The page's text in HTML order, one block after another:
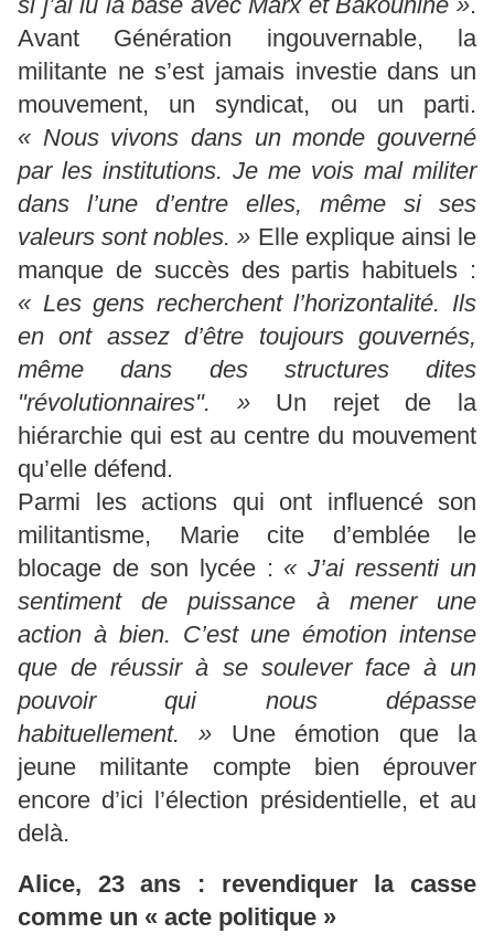
Avant Génération ingouvernable, la
militante ne s’est jamais investie dans un
mouvement, un syndicat, ou un parti.
« Nous vivons dans un monde gouverné
par les institutions. Je me vois mal militer
dans l’une d’entre elles, même si ses
valeurs sont nobles. » Elle explique ainsi le
manque de succès des partis habituels :
« Les gens recherchent l’horizontalité. Ils
en ont assez d’être toujours gouvernés,
même dans des structures dites
"révolutionnaires". »Un rejet de la
hiérarchie qui est au centre du mouvement
qu’elle défend.
Parmi les actions qui ont influencé son
militantisme, Marie cite d’emblée le
blocage de son lycée : « J’ai ressenti un
sentiment de puissance à mener une
action à bien. C’est une émotion intense
que de réussir à se soulever face à un
pouvoir qui nous dépasse
habituellement. » Une émotion que la
jeune militante compte bien éprouver
encore d’ici l’élection présidentielle, et au
delà.
Alice, 23 ans : revendiquer la casse
comme un « acte politique »